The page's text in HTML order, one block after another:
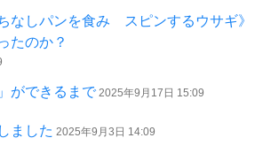
なしパンを食み スピンするウサギ》
たのか？
ができるまで2025年9月17日 15:09
ました 2025年9月3日 14:09